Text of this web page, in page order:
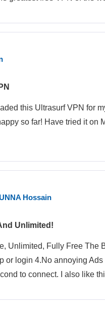
this Ultrasurf VPN for
so far! Have tried it on
Hossain
Unlimited!
Unlimited, Fully Free The
or login 4.No annoying
to connect. I also like